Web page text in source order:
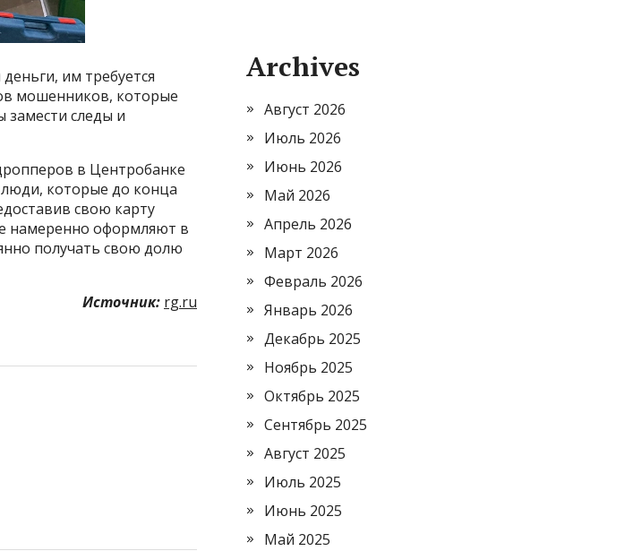
им требуется
мошенников, которые
замести следы и
в Центробанке
люди, которые до конца
свою карту
намеренно оформляют в
получать свою долю
Источник: rg.ru
Archives
Август 2026
Июль 2026
Июнь 2026
Май 2026
Апрель 2026
Март 2026
Февраль 2026
Январь 2026
Декабрь 2025
Ноябрь 2025
Октябрь 2025
Сентябрь 2025
Август 2025
Июль 2025
Июнь 2025
Май 2025